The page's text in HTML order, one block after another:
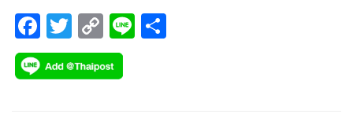
F
ac
e
T
wi
tt
C
o
p
Li